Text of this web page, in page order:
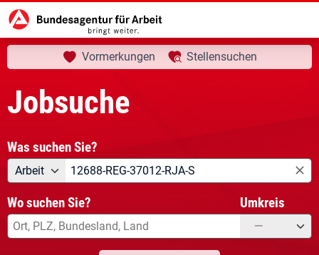
Startseite Jobsuche aktuelle Seite:
Ihre Suche
Vormerkungen Stellensuchen
Jobsuche
Was suchen Sie?
Angebotsart
Arbeit Was suchen Sie?
Wo suchen Sie? Umkreis
—